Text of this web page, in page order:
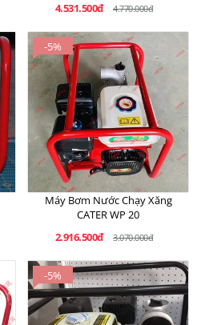
4.531.500đ
4.770.000đ
-5%
Máy Bơm Nước Chạy Xăng
CATER WP 20
2.916.500đ
3.070.000đ
-5%